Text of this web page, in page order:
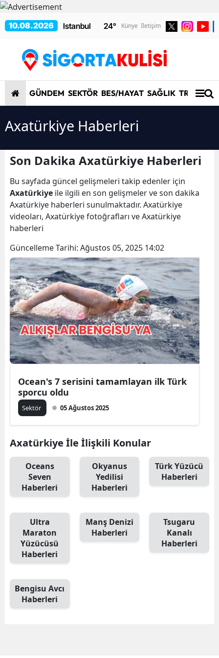
10.08.2026 24° Künye İletişim
GÜNDEM SEKTÖR BES/HAYAT SAĞLIK TRAFİK/
Axatürkiye Haberleri
Son Dakika Axatürkiye Haberleri
Bu sayfada güncel gelişmeleri takip edenler için
Axatürkiye ile ilgili en son gelişmeler ve son dakika
Axatürkiye haberleri sunulmaktadır. Axatürkiye
videoları, Axatürkiye fotoğrafları ve Axatürkiye
haberleri
Güncelleme Tarihi: Ağustos 05, 2025 14:02
Ocean's 7 serisini tamamlayan ilk Türk
sporcu oldu
Sektör 05 Ağustos 2025
Axatürkiye İle İlişkili Konular
Oceans
Seven
Haberleri
Okyanus
Yedilisi
Haberleri
Türk Yüzücü
Haberleri
Ultra
Maraton
Yüzücüsü
Haberleri
Manş Denizi
Haberleri
Tsugaru
Kanalı
Haberleri
Bengisu Avcı
Haberleri